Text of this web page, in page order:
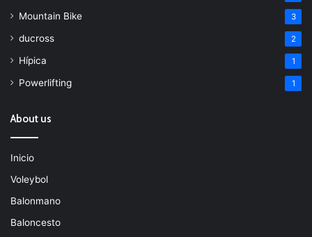
Mountain Bike 3
ducross 2
Hípica 1
Powerlifting 1
About us
Inicio
Voleybol
Balonmano
Baloncesto